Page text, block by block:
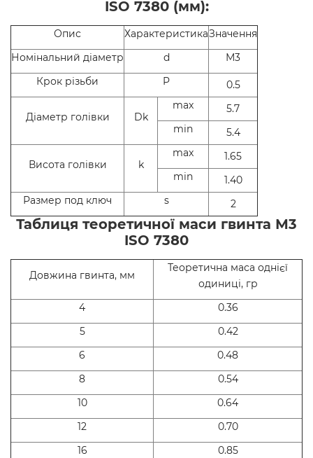
ISO 7380 (мм):
Опис ХарактеристикаЗначення
Номінальний діаметр
d
М3
Крок різьби
P 0.5
Діаметр голівки Dk
max
5.7
min
5.4
Висота голівки k
max
1.65
min
1.40
Размер под ключ
s 2
Таблиця теоретичної маси гвинта М3
ISO 7380
Довжина гвинта, мм
Теоретична маса однієї
одиниці, гр
4
0.36
5
0.42
6
0.48
8
0.54
10
0.64
12
0.70
16
0.85